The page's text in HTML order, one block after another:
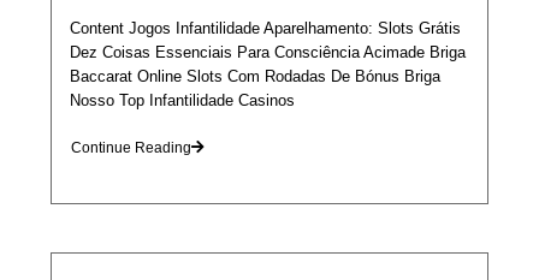
Content Jogos Infantilidade Aparelhamento: Slots Grátis
Dez Coisas Essenciais Para Consciência Acimade Briga
Baccarat Online Slots Com Rodadas De Bónus Briga
Nosso Top Infantilidade Casinos
Continue Reading